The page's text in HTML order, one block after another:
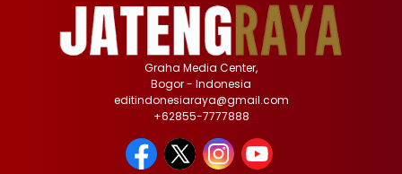
Graha Media Center,
Bogor - Indonesia
editindonesiaraya@gmail.com
+62855-7777888